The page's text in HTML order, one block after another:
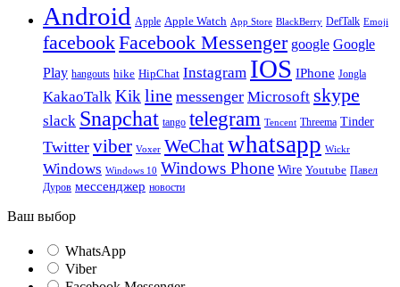
Android Apple Apple Watch App Store BlackBerry DefTalk Emoji
facebookFacebook Messenger google Google
Play hangouts hike HipChat Instagram IOS IPhone Jongla
KakaoTalk Kik line messenger Microsoft skype
slack Snapchat tango telegram Tencent Threema Tinder
Twitter viber Voxer WeChatwhatsapp Wickr
Windows Windows 10 Windows Phone Wire Youtube Павел
Дуров мессенджер новости
Ваш выбор
WhatsApp
Viber